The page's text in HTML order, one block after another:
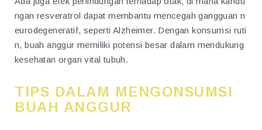
ngan resveratrol dapat membantu mencegah gangguan n
eurodegeneratif, seperti Alzheimer. Dengan konsumsi ruti
n, buah anggur memiliki potensi besar dalam mendukung
kesehatan organ vital tubuh.
TIPS DALAM MENGONSUMSI
BUAH ANGGUR